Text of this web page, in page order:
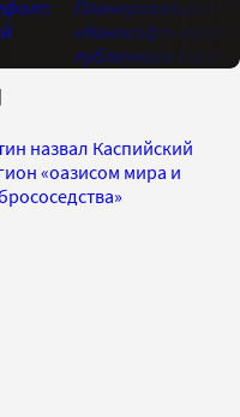
Планировавший
«Нанософт»
публичного статуса
назвал Каспийский
«оазисом мира и